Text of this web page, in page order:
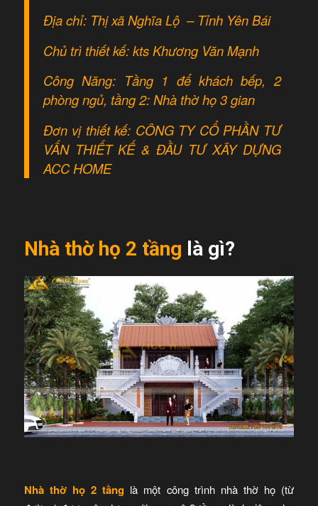
Địa chỉ: Thị xã Nghĩa Lộ – Tỉnh Yên Bái
Chủ trì thiết kế: kts Khương Văn Mạnh
Công Năng: Tầng 1 để khách bếp, 2
phòng ngủ, tầng 2: Nhà thờ họ 3 gian
Đơn vị thiết kế: CÔNG TY CỔ PHẦN TƯ
VẤN THIẾT KẾ & ĐẦU TƯ XÂY DỰNG
ACC HOME
Nhà thờ họ 2 tầng là gì?
Nhà thờ họ 2 tầng là một công trình nhà thờ họ (từ